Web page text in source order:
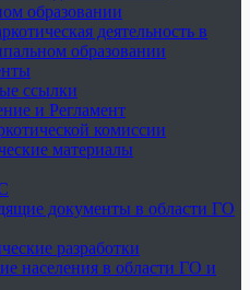
образовании
деятельность в
образовании
ссылки
и Регламент
комиссии
материалы
документы в области ГО
разработки
населения в области ГО и